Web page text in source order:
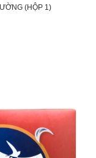
(HỘP 1)